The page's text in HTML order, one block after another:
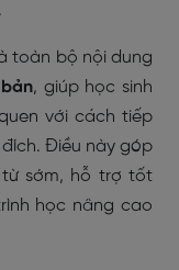
toàn bộ nội dung
, giúp học sinh
với cách tiếp
Điều này góp
sớm, hỗ trợ tốt
học nâng cao